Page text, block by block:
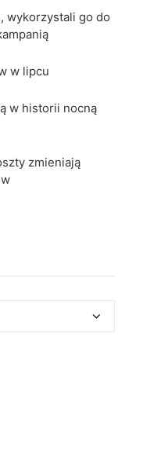
wykorzystali go do
w lipcu
w historii nocną
zmieniają